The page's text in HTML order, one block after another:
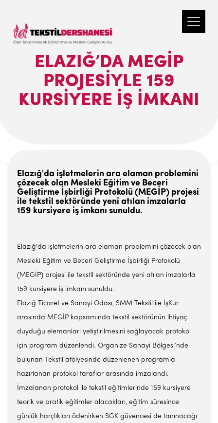
ELAZIĞ’DA MEGİP
PROJESIYLE 159
KURSIYERE IŞ IMKANI
Elazığ'da işletmelerin ara elaman problemini
çözecek olan Mesleki Eğitim ve Beceri
Geliştirme İşbirliği Protokolü (MEGİP) projesi
ile tekstil sektöründe yeni atılan imzalarla
159 kursiyere iş imkanı sunuldu.
Elazığ'da işletmelerin ara elaman problemini çözecek olan
Mesleki Eğitim ve Beceri Geliştirme İşbirliği Protokolü
(MEGİP) projesi ile tekstil sektöründe yeni atılan imzalarla
159 kursiyere iş imkanı sunuldu.
Elazığ Ticaret ve Sanayi Odası, SMM Tekstil ile İşKur
arasında MEGİP kapsamında tekstil sektörünün ihtiyaç
duyduğu elemanları yetiştirilmesini sağlayacak protokol
için program düzenlendi. Organize Sanayi Bölgesi’nde
bulunan Tekstil atölyesinde düzenlenen programla
hazırlanan protokol taraflar arasında imzalandı.
İmzalanan protokol ile tekstil eğitimlerinde 159 kursiyere
teorik ve pratik eğitimler alacakları, eğitim süresince
günlük harçlıkları ödenirken SGK güvencesi de tanınacağı